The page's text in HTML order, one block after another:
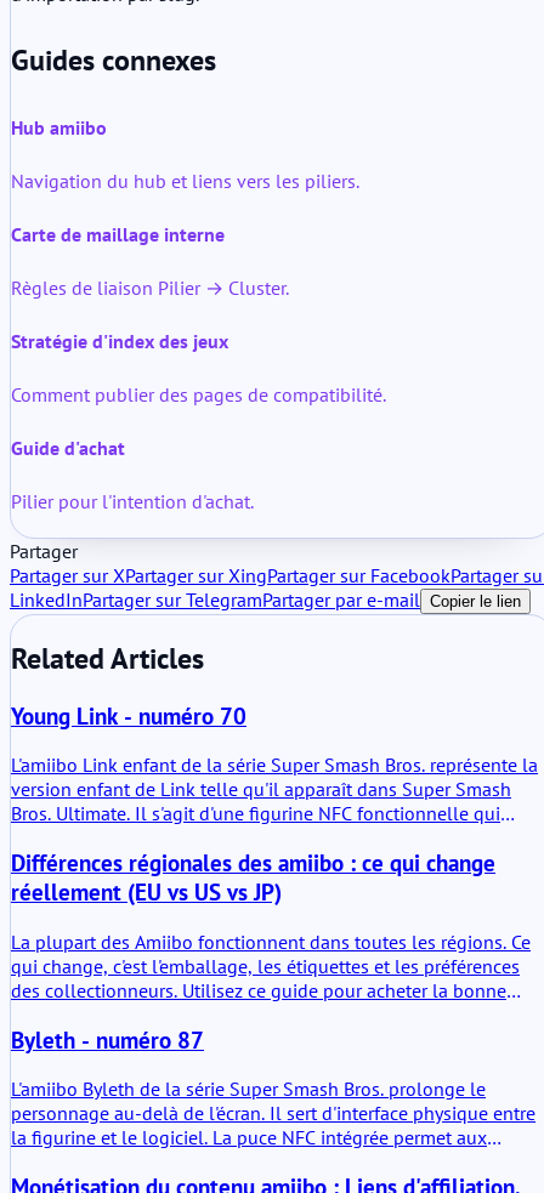
Guides connexes
Hub amiibo
Navigation du hub et liens vers les piliers.
Carte de maillage interne
Règles de liaison Pilier → Cluster.
Stratégie d'index des jeux
Comment publier des pages de compatibilité.
Guide d'achat
Pilier pour l'intention d'achat.
Partager
Partager sur XPartager sur XingPartager sur FacebookPartager
LinkedInPartager sur TelegramPartager par e-mail Copier le lien
Related Articles
Young Link - numéro 70
L'amiibo Link enfant de la série Super Smash Bros. représente la
version enfant de Link telle qu'il apparaît dans Super Smash
Bros. Ultimate. Il s'agit d'une figurine NFC fonctionnelle qui
présence physique en tant qu'objet de collection, sa valeur
principale réside dans l'interaction en jeu, le stockage de
données et l'entraînement de personnages au sein des titres
compatibles.
Différences régionales des amiibo : ce qui change
réellement (EU vs US vs JP)
La plupart des Amiibo fonctionnent dans toutes les régions. Ce
qui change, c'est l'emballage, les étiquettes et les préférences
des collectionneurs. Utilisez ce guide pour acheter la bonne
Byleth - numéro 87
L'amiibo Byleth de la série Super Smash Bros. prolonge le
personnage au-delà de l'écran. Il sert d'interface physique entre
la figurine et le logiciel. La puce NFC intégrée permet aux
précis, d'écrire des données. C'est à la fois un objet de collection
Monétisation du contenu amiibo : Liens d'affiliation,